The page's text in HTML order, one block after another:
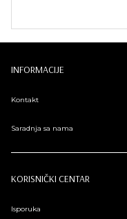
INFORMACIJE
Kontakt
Saradnja sa nama
KORISNIČKI CENTAR
Isporuka